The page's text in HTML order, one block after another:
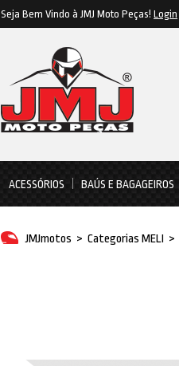
Seja Bem Vindo à JMJ Moto Peças! Login
ACESSÓRIOS BAÚS E BAGAGEIROS
JMJmotos > Categorias MELI >